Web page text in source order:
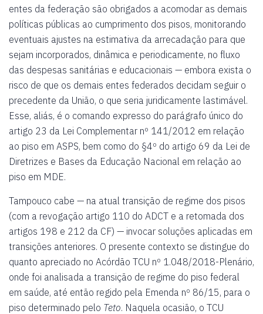
entes da federação são obrigados a acomodar as demais
políticas públicas ao cumprimento dos pisos, monitorando
eventuais ajustes na estimativa da arrecadação para que
sejam incorporados, dinâmica e periodicamente, no fluxo
das despesas sanitárias e educacionais — embora exista o
risco de que os demais entes federados decidam seguir o
precedente da União, o que seria juridicamente lastimável.
Esse, aliás, é o comando expresso do parágrafo único do
artigo 23 da Lei Complementar nº 141/2012 em relação
ao piso em ASPS, bem como do §4º do artigo 69 da Lei de
Diretrizes e Bases da Educação Nacional em relação ao
piso em MDE.
Tampouco cabe — na atual transição de regime dos pisos
(com a revogação artigo 110 do ADCT e a retomada dos
artigos 198 e 212 da CF) — invocar soluções aplicadas em
transições anteriores. O presente contexto se distingue do
quanto apreciado no Acórdão TCU nº 1.048/2018-Plenário,
onde foi analisada a transição de regime do piso federal
em saúde, até então regido pela Emenda nº 86/15, para o
piso determinado pelo Teto. Naquela ocasião, o TCU